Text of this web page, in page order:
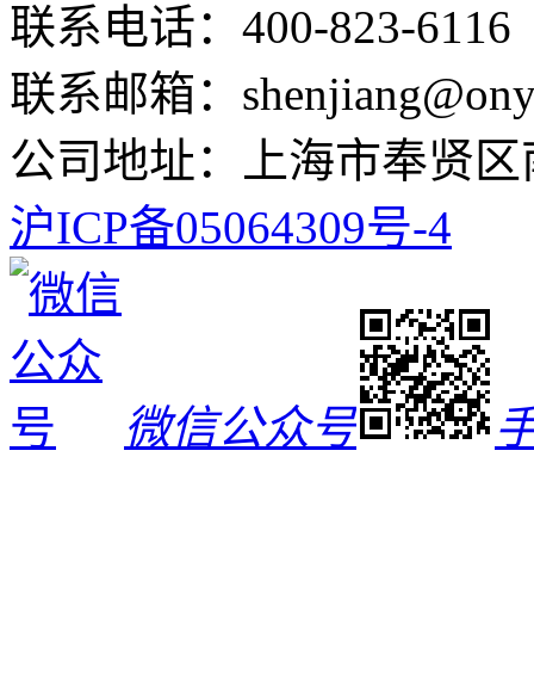
联系电话：400-823-6116
联系邮箱：
公司地址：上海市奉贤
沪ICP备05064309号-4
微信公众号